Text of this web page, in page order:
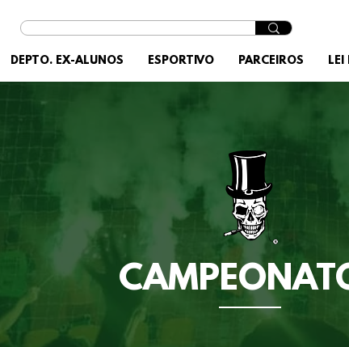
DEPTO. EX-ALUNOS ESPORTIVO PARCEIROS LEI